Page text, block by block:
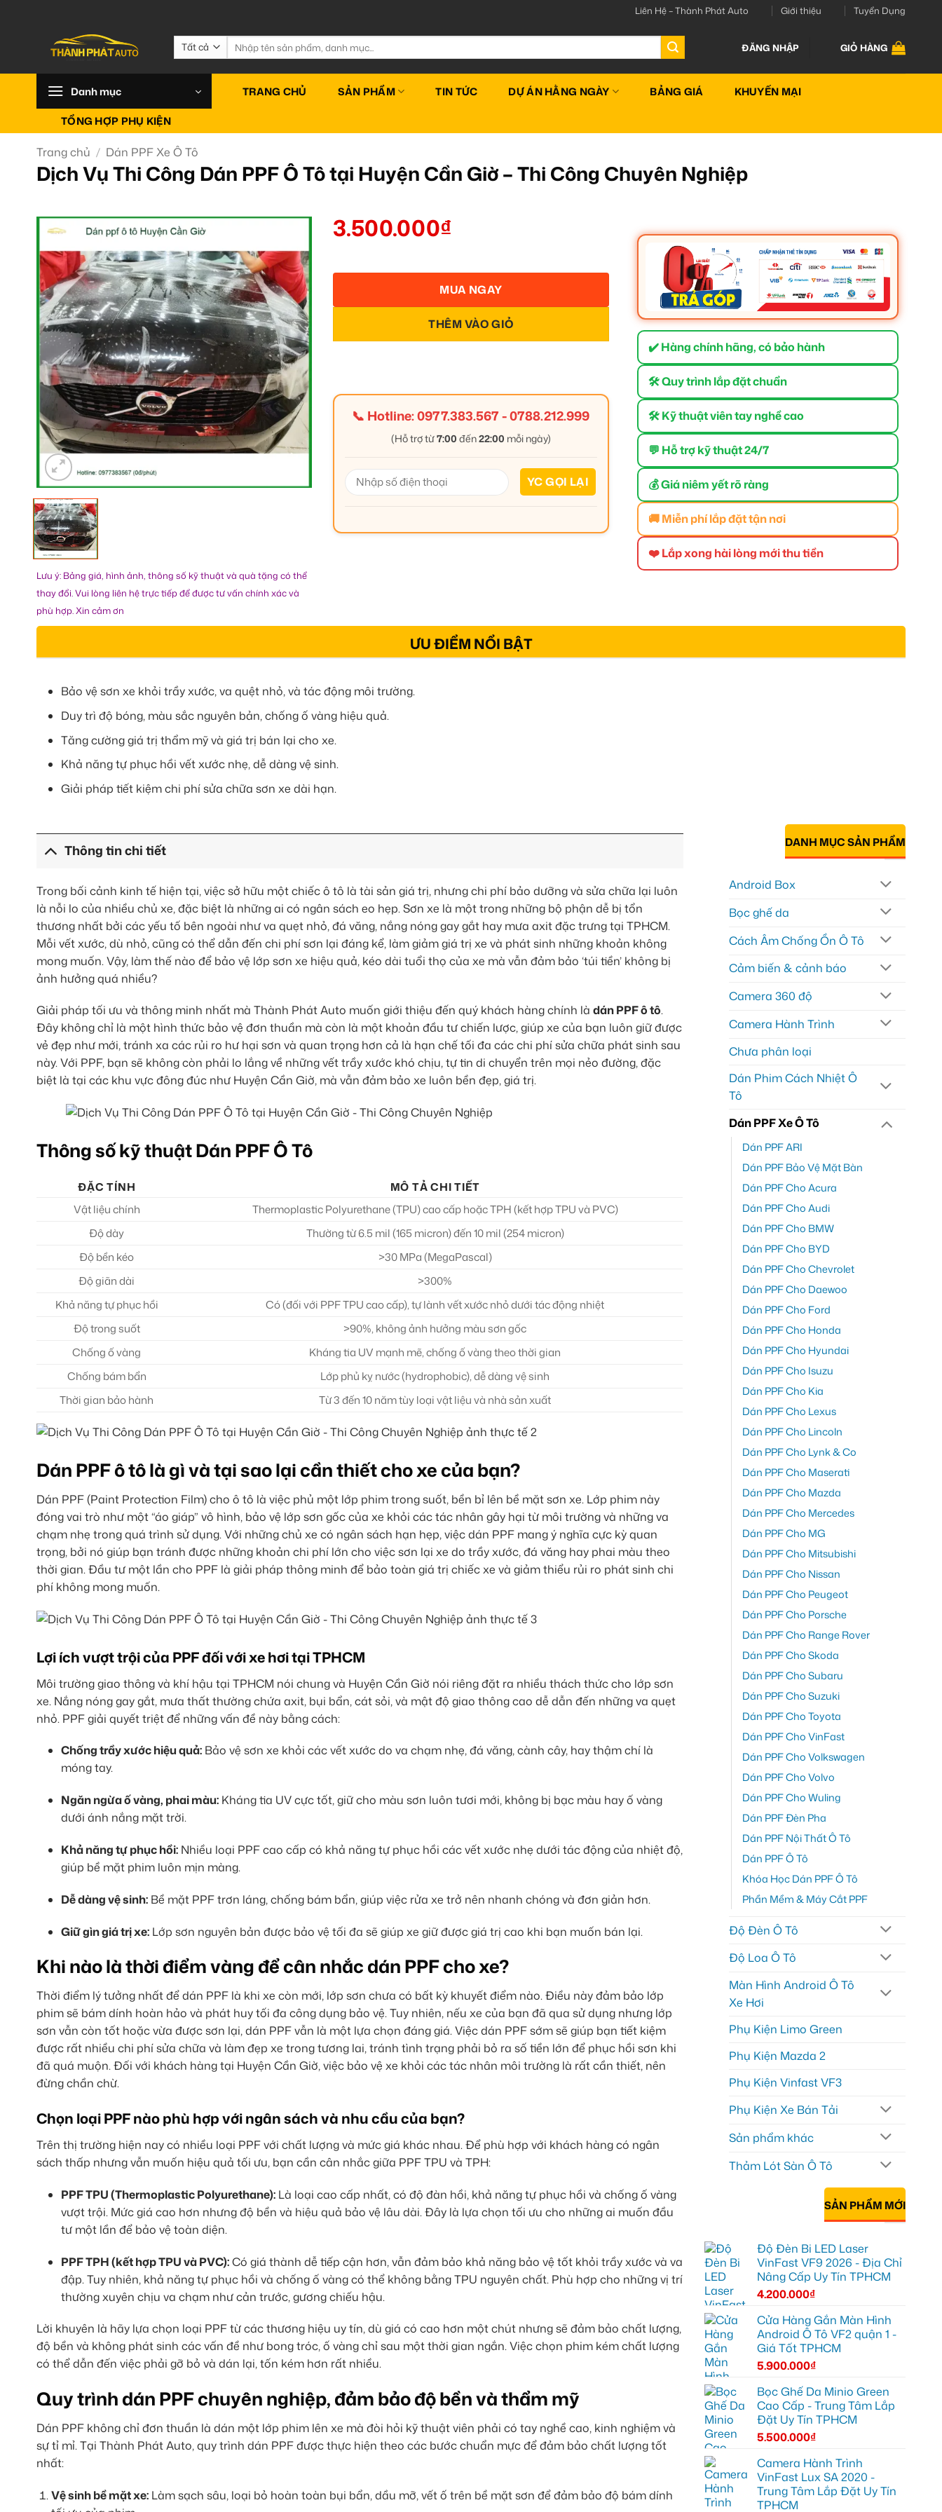
Liên Hệ – Thành Phát Auto Giới thiệu Tuyển Dụng
Tìm
kiếm:
ĐĂNG NHẬP GIỎ HÀNG
Danh mục TRANG CHỦ SẢN PHẨM TIN TỨC DỰ ÁN HẰNG NGÀY BẢNG GIÁ KHUYẾN MẠI
TỔNG HỢP PHỤ KIỆN
Trang chủ / Dán PPF Xe Ô Tô
Dịch Vụ Thi Công Dán PPF Ô Tô tại Huyện Cần Giờ – Thi Công Chuyên Nghiệp
Lưu ý: Bảng giá, hình ảnh, thông số kỹ thuật và quà tặng có thể
thay đổi. Vui lòng liên hệ trực tiếp để được tư vấn chính xác và
phù hợp. Xin cảm ơn
3.500.000₫
THÊM VÀO GIỎ
MUA NGAY
📞 Hotline:0977.383.567-0788.212.999
(Hỗ trợ từ7:00 đến22:00 mỗi ngày)
✔️ Hàng chính hãng, có bảo hành
🛠 Quy trình lắp đặt chuẩn
🛠 Kỹ thuật viên tay nghề cao
💬 Hỗ trợ kỹ thuật 24/7
💰 Giá niêm yết rõ ràng
🚚 Miễn phí lắp đặt tận nơi
❤️ Lắp xong hài lòng mới thu tiền
ƯU ĐIỂM NỔI BẬT
Bảo vệ sơn xe khỏi trầy xước, va quệt nhỏ, và tác động môi trường.
Duy trì độ bóng, màu sắc nguyên bản, chống ố vàng hiệu quả.
Tăng cường giá trị thẩm mỹ và giá trị bán lại cho xe.
Khả năng tự phục hồi vết xước nhẹ, dễ dàng vệ sinh.
Giải pháp tiết kiệm chi phí sửa chữa sơn xe dài hạn.
Thông tin chi tiết
Trong bối cảnh kinh tế hiện tại, việc sở hữu một chiếc ô tô là tài sản giá trị, nhưng chi phí bảo dưỡng và sửa chữa lại luôn
là nỗi lo của nhiều chủ xe, đặc biệt là những ai có ngân sách eo hẹp. Sơn xe là một trong những bộ phận dễ bị tổn
thương nhất bởi các yếu tố bên ngoài như va quẹt nhỏ, đá văng, nắng nóng gay gắt hay mưa axit đặc trưng tại TPHCM.
Mỗi vết xước, dù nhỏ, cũng có thể dẫn đến chi phí sơn lại đáng kể, làm giảm giá trị xe và phát sinh những khoản không
mong muốn. Vậy, làm thế nào để bảo vệ lớp sơn xe hiệu quả, kéo dài tuổi thọ của xe mà vẫn đảm bảo ‘túi tiền’ không bị
ảnh hưởng quá nhiều?
Giải pháp tối ưu và thông minh nhất mà Thành Phát Auto muốn giới thiệu đến quý khách hàng chính là dán PPF ô tô.
Đây không chỉ là một hình thức bảo vệ đơn thuần mà còn là một khoản đầu tư chiến lược, giúp xe của bạn luôn giữ được
vẻ đẹp như mới, tránh xa các rủi ro hư hại sơn và quan trọng hơn cả là hạn chế tối đa các chi phí sửa chữa phát sinh sau
này. Với PPF, bạn sẽ không còn phải lo lắng về những vết trầy xước khó chịu, tự tin di chuyển trên mọi nẻo đường, đặc
biệt là tại các khu vực đông đúc như Huyện Cần Giờ, mà vẫn đảm bảo xe luôn bền đẹp, giá trị.
Thông số kỹ thuật Dán PPF Ô Tô
ĐẶC TÍNH
MÔ TẢ CHI TIẾT
Vật liệu chính
Thermoplastic Polyurethane (TPU) cao cấp hoặc TPH (kết hợp TPU và PVC)
Độ dày
Thường từ 6.5 mil (165 micron) đến 10 mil (254 micron)
Độ bền kéo
>30 MPa (MegaPascal)
Độ giãn dài
>300%
Khả năng tự phục hồi
Có (đối với PPF TPU cao cấp), tự lành vết xước nhỏ dưới tác động nhiệt
Độ trong suốt
>90%, không ảnh hưởng màu sơn gốc
Chống ố vàng
Kháng tia UV mạnh mẽ, chống ố vàng theo thời gian
Chống bám bẩn
Lớp phủ kỵ nước (hydrophobic), dễ dàng vệ sinh
Thời gian bảo hành
Từ 3 đến 10 năm tùy loại vật liệu và nhà sản xuất
Dán PPF ô tô là gì và tại sao lại cần thiết cho xe của bạn?
Dán PPF (Paint Protection Film) cho ô tô là việc phủ một lớp phim trong suốt, bền bỉ lên bề mặt sơn xe. Lớp phim này
đóng vai trò như một “áo giáp” vô hình, bảo vệ lớp sơn gốc của xe khỏi các tác nhân gây hại từ môi trường và những va
chạm nhẹ trong quá trình sử dụng. Với những chủ xe có ngân sách hạn hẹp, việc dán PPF mang ý nghĩa cực kỳ quan
trọng, bởi nó giúp bạn tránh được những khoản chi phí lớn cho việc sơn lại xe do trầy xước, đá văng hay phai màu theo
thời gian. Đầu tư một lần cho PPF là giải pháp thông minh để bảo toàn giá trị chiếc xe và giảm thiểu rủi ro phát sinh chi
phí không mong muốn.
Lợi ích vượt trội của PPF đối với xe hơi tại TPHCM
Môi trường giao thông và khí hậu tại TPHCM nói chung và Huyện Cần Giờ nói riêng đặt ra nhiều thách thức cho lớp sơn
xe. Nắng nóng gay gắt, mưa thất thường chứa axit, bụi bẩn, cát sỏi, và mật độ giao thông cao dễ dẫn đến những va quẹt
nhỏ. PPF giải quyết triệt để những vấn đề này bằng cách:
Chống trầy xước hiệu quả: Bảo vệ sơn xe khỏi các vết xước do va chạm nhẹ, đá văng, cành cây, hay thậm chí là
móng tay.
Ngăn ngừa ố vàng, phai màu: Kháng tia UV cực tốt, giữ cho màu sơn luôn tươi mới, không bị bạc màu hay ố vàng
dưới ánh nắng mặt trời.
Khả năng tự phục hồi: Nhiều loại PPF cao cấp có khả năng tự phục hồi các vết xước nhẹ dưới tác động của nhiệt độ,
giúp bề mặt phim luôn mịn màng.
Dễ dàng vệ sinh: Bề mặt PPF trơn láng, chống bám bẩn, giúp việc rửa xe trở nên nhanh chóng và đơn giản hơn.
Giữ gìn giá trị xe: Lớp sơn nguyên bản được bảo vệ tối đa sẽ giúp xe giữ được giá trị cao khi bạn muốn bán lại.
Khi nào là thời điểm vàng để cân nhắc dán PPF cho xe?
Thời điểm lý tưởng nhất để dán PPF là khi xe còn mới, lớp sơn chưa có bất kỳ khuyết điểm nào. Điều này đảm bảo lớp
phim sẽ bám dính hoàn hảo và phát huy tối đa công dụng bảo vệ. Tuy nhiên, nếu xe của bạn đã qua sử dụng nhưng lớp
sơn vẫn còn tốt hoặc vừa được sơn lại, dán PPF vẫn là một lựa chọn đáng giá. Việc dán PPF sớm sẽ giúp bạn tiết kiệm
được rất nhiều chi phí sửa chữa và làm đẹp xe trong tương lai, tránh tình trạng phải bỏ ra số tiền lớn để phục hồi sơn khi
đã quá muộn. Đối với khách hàng tại Huyện Cần Giờ, việc bảo vệ xe khỏi các tác nhân môi trường là rất cần thiết, nên
đừng chần chừ.
Chọn loại PPF nào phù hợp với ngân sách và nhu cầu của bạn?
Trên thị trường hiện nay có nhiều loại PPF với chất lượng và mức giá khác nhau. Để phù hợp với khách hàng có ngân
sách thấp nhưng vẫn muốn hiệu quả tối ưu, bạn cần cân nhắc giữa PPF TPU và TPH:
PPF TPU (Thermoplastic Polyurethane): Là loại cao cấp nhất, có độ đàn hồi, khả năng tự phục hồi và chống ố vàng
vượt trội. Mức giá cao hơn nhưng độ bền và hiệu quả bảo vệ lâu dài. Đây là lựa chọn tối ưu cho những ai muốn đầu
tư một lần để bảo vệ toàn diện.
PPF TPH (kết hợp TPU và PVC):Có giá thành dễ tiếp cận hơn, vẫn đảm bảo khả năng bảo vệ tốt khỏi trầy xước và va
đập. Tuy nhiên, khả năng tự phục hồi và chống ố vàng có thể không bằng TPU nguyên chất. Phù hợp cho những vị trí
thường xuyên chịu va chạm như cản trước, gương chiếu hậu.
Lời khuyên là hãy lựa chọn loại PPF từ các thương hiệu uy tín, dù giá có cao hơn một chút nhưng sẽ đảm bảo chất lượng,
độ bền và không phát sinh các vấn đề như bong tróc, ố vàng chỉ sau một thời gian ngắn. Việc chọn phim kém chất lượng
có thể dẫn đến việc phải gỡ bỏ và dán lại, tốn kém hơn rất nhiều.
Quy trình dán PPF chuyên nghiệp, đảm bảo độ bền và thẩm mỹ
Dán PPF không chỉ đơn thuần là dán một lớp phim lên xe mà đòi hỏi kỹ thuật viên phải có tay nghề cao, kinh nghiệm và
sự tỉ mỉ. Tại Thành Phát Auto, quy trình dán PPF được thực hiện theo các bước chuẩn mực để đảm bảo chất lượng tốt
nhất:
Vệ sinh bề mặt xe:Làm sạch sâu, loại bỏ hoàn toàn bụi bẩn, dầu mỡ, vết ố trên bề mặt sơn để đảm bảo độ bám dính
DANH MỤC SẢN PHẨM
Android Box
Bọc ghế da
Cách Âm Chống Ồn Ô Tô
Cảm biến & cảnh báo
Camera 360 độ
Camera Hành Trình
Chưa phân loại
Dán Phim Cách Nhiệt Ô
Tô
Dán PPF Xe Ô Tô
Dán PPF ARI
Dán PPF Bảo Vệ Mặt Bàn
Dán PPF Cho Acura
Dán PPF Cho Audi
Dán PPF Cho BMW
Dán PPF Cho BYD
Dán PPF Cho Chevrolet
Dán PPF Cho Daewoo
Dán PPF Cho Ford
Dán PPF Cho Honda
Dán PPF Cho Hyundai
Dán PPF Cho Isuzu
Dán PPF Cho Kia
Dán PPF Cho Lexus
Dán PPF Cho Lincoln
Dán PPF Cho Lynk & Co
Dán PPF Cho Maserati
Dán PPF Cho Mazda
Dán PPF Cho Mercedes
Dán PPF Cho MG
Dán PPF Cho Mitsubishi
Dán PPF Cho Nissan
Dán PPF Cho Peugeot
Dán PPF Cho Porsche
Dán PPF Cho Range Rover
Dán PPF Cho Skoda
Dán PPF Cho Subaru
Dán PPF Cho Suzuki
Dán PPF Cho Toyota
Dán PPF Cho VinFast
Dán PPF Cho Volkswagen
Dán PPF Cho Volvo
Dán PPF Cho Wuling
Dán PPF Đèn Pha
Dán PPF Nội Thất Ô Tô
Dán PPF Ô Tô
Khóa Học Dán PPF Ô Tô
Phần Mềm & Máy Cắt PPF
Độ Đèn Ô Tô
Độ Loa Ô Tô
Màn Hình Android Ô Tô
Xe Hơi
Phụ Kiện Limo Green
Phụ Kiện Mazda 2
Phụ Kiện Vinfast VF3
Phụ Kiện Xe Bán Tải
Sản phẩm khác
Thảm Lót Sàn Ô Tô
SẢN PHẨM MỚI
Độ Đèn Bi LED Laser
VinFast VF9 2026 - Địa Chỉ
Nâng Cấp Uy Tín TPHCM
4.200.000₫
Cửa Hàng Gắn Màn Hình
Android Ô Tô VF2 quận 1 -
Giá Tốt TPHCM
5.900.000₫
Bọc Ghế Da Minio Green
Cao Cấp - Trung Tâm Lắp
Đặt Uy Tín TPHCM
5.500.000₫
Camera Hành Trình
VinFast Lux SA 2020 -
Trung Tâm Lắp Đặt Uy Tín
TPHCM